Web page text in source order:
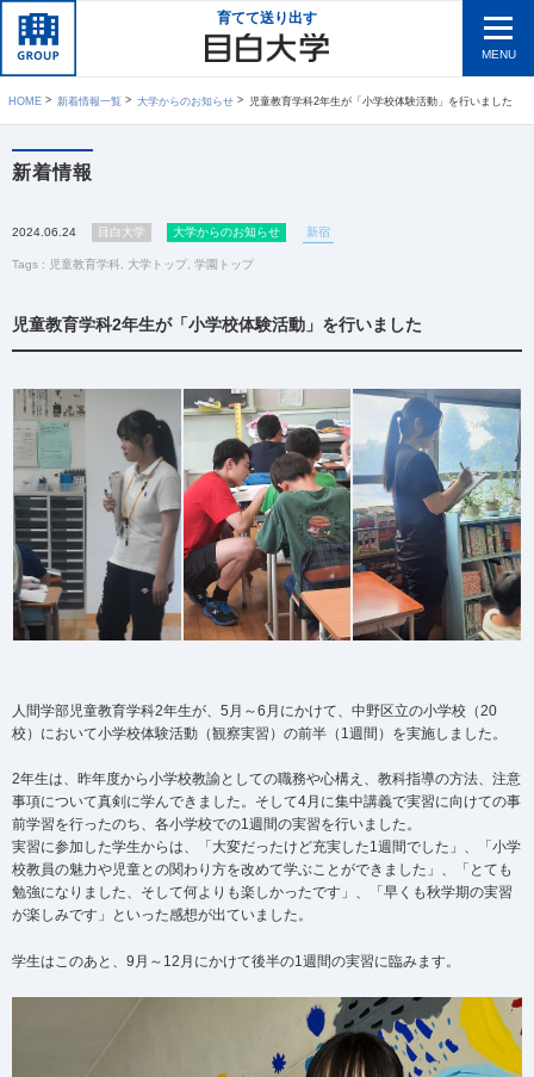
育てて送り出す
MENU
HOME 新着情報一覧 大学からのお知らせ 児童教育学科2年生が「小学校体験活動」を行いました
新着情報
2024.06.24 目白大学 大学からのお知らせ 新宿
Tags : 児童教育学科 大学トップ 学園トップ
児童教育学科2年生が「小学校体験活動」を行いました
人間学部児童教育学科2年生が、5月～6月にかけて、中野区立の小学校（20
校）において小学校体験活動（観察実習）の前半（1週間）を実施しました。
2年生は、昨年度から小学校教諭としての職務や心構え、教科指導の方法、注意
事項について真剣に学んできました。そして4月に集中講義で実習に向けての事
前学習を行ったのち、各小学校での1週間の実習を行いました。
実習に参加した学生からは、「大変だったけど充実した1週間でした」、「小学
校教員の魅力や児童との関わり方を改めて学ぶことができました」、「とても
勉強になりました、そして何よりも楽しかったです」、「早くも秋学期の実習
が楽しみです」といった感想が出ていました。
学生はこのあと、9月～12月にかけて後半の1週間の実習に臨みます。